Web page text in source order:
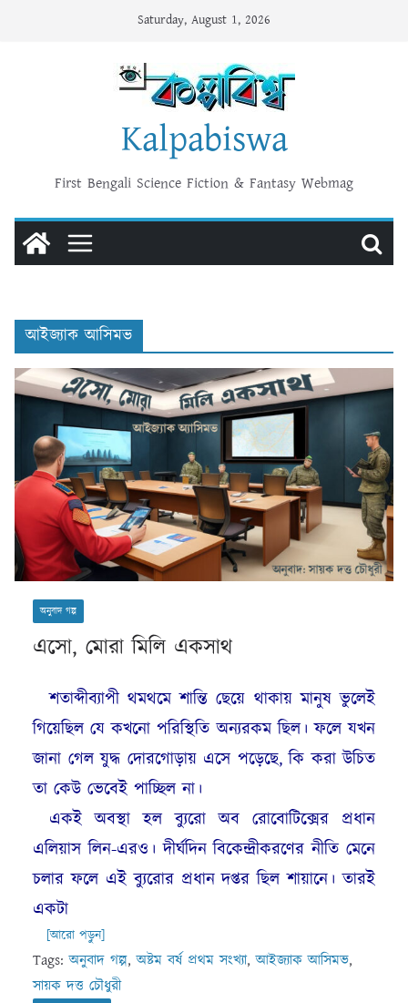
Saturday, August 1, 2026
Kalpabiswa
First Bengali Science Fiction & Fantasy Webmag
আইজ্যাক আসিমভ
অনুবাদ গল্প
এসো, মোরা মিলি একসাথ
শতাব্দীব্যাপী থমথমে শান্তি ছেয়ে থাকায় মানুষ ভুলেই
গিয়েছিল যে কখনো পরিস্থিতি অন্যরকম ছিল। ফলে যখন
জানা গেল যুদ্ধ দোরগোড়ায় এসে পড়েছে, কি করা উচিত
তা কেউ ভেবেই পাচ্ছিল না।
একই অবস্থা হল ব্যুরো অব রোবোটিক্সের প্রধান
এলিয়াস লিন-এরও। দীর্ঘদিন বিকেন্দ্রীকরণের নীতি মেনে
চলার ফলে এই ব্যুরোর প্রধান দপ্তর ছিল শায়ানে। তারই
একটা
[আরো পড়ুন]
Tags:অনুবাদ গল্প,অষ্টম বর্ষ প্রথম সংখ্যা,আইজ্যাক আসিমভ,
সায়ক দত্ত চৌধুরী